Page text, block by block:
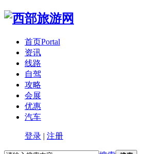
首页Portal
资讯
线路
自驾
攻略
会展
优惠
汽车
登录 | 注册